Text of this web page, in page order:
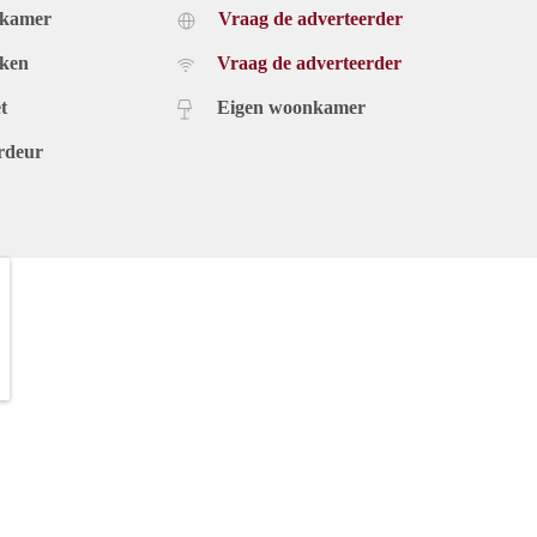
Vraag de adverteerder
Vraag de adverteerder
Eigen woonkamer